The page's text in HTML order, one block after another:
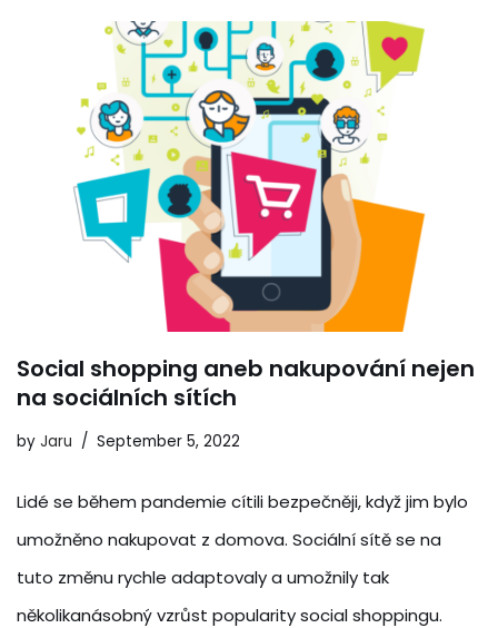
Social shopping aneb nakupování nejen
na sociálních sítích
by Jaru September 5, 2022
Lidé se během pandemie cítili bezpečněji, když jim bylo
umožněno nakupovat z domova. Sociální sítě se na
tuto změnu rychle adaptovaly a umožnily tak
několikanásobný vzrůst popularity social shoppingu.